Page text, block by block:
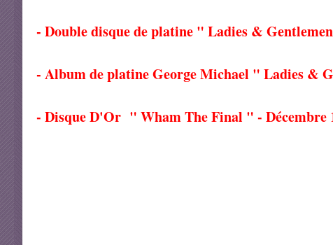
- Double disque de platine " Ladies &
- Album de platine George Michael " Ladies &
- Disque D'Or " Wham The Final " - Décembre